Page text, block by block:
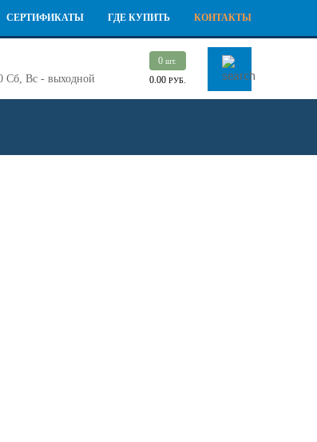
СЕРТИФИКАТЫ ГДЕ КУПИТЬ КОНТАКТЫ
Сб, Вс - выходной
0шт.
0.00 РУБ.